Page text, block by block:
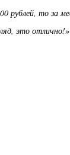
рублей, то за
это